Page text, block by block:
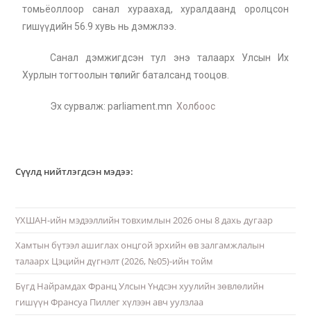
томьёоллоор санал хураахад, хуралдаанд оролцсон
гишүүдийн 56.9 хувь нь дэмжлээ.
Санал дэмжигдсэн тул энэ талаарх Улсын Их
Хурлын тогтоолын төслийг баталсанд тооцов.
Эх сурвалж: parliament.mnХолбоос
Сүүлд нийтлэгдсэн мэдээ:
ҮХШАН-ийн мэдээллийн товхимлын 2026 оны 8 дахь дугаар
Хамтын бүтээл ашиглах онцгой эрхийн өв залгамжлалын
талаарх Цэцийн дүгнэлт (2026, №05)-ийн тойм
Бүгд Найрамдах Франц Улсын Үндсэн хуулийн зөвлөлийн
гишүүн Франсуа Пиллег хүлээн авч уулзлаа